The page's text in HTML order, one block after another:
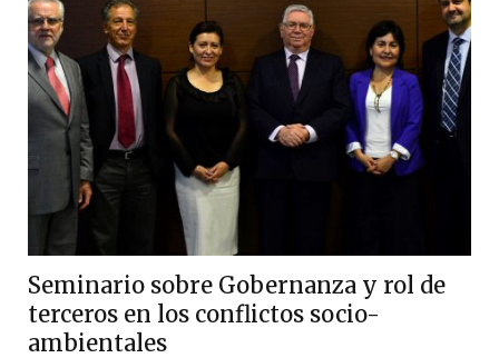
Seminario sobre Gobernanza y rol de
terceros en los conflictos socio-
ambientales